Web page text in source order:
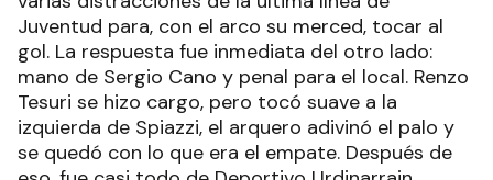
Juventud para, con el arco su merced, tocar al
gol. La respuesta fue inmediata del otro lado:
mano de Sergio Cano y penal para el local. Renzo
Tesuri se hizo cargo, pero tocó suave a la
izquierda de Spiazzi, el arquero adivinó el palo y
se quedó con lo que era el empate. Después de